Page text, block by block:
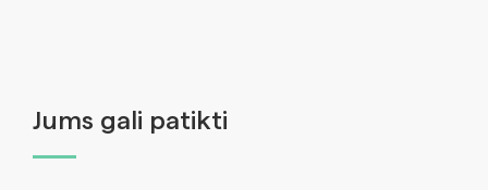
Jums gali patikti